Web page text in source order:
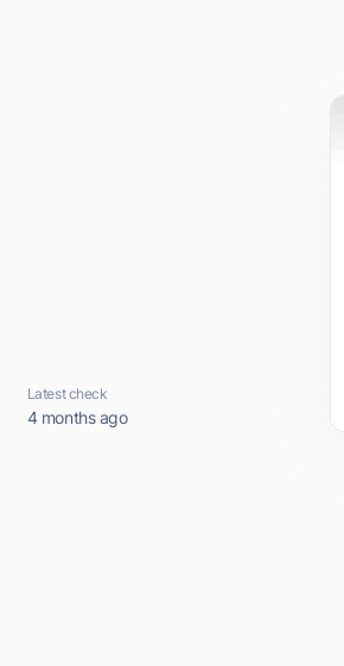
Latest check
4 months ago